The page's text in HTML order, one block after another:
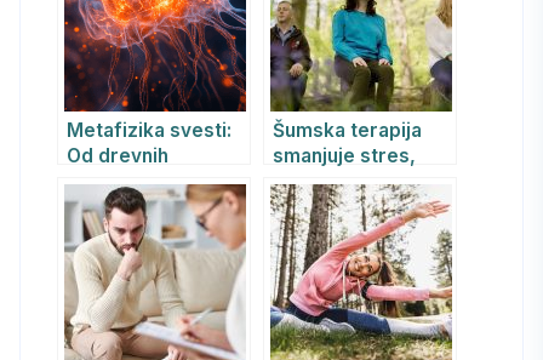
jednom mestu
Metafizika svesti:
Od drevnih
filozofija do
savremenih
neuronaučnih
otkrića
Šumska terapija
smanjuje stres,
pojačava imunitet i
leči – Asocijacija
Forest